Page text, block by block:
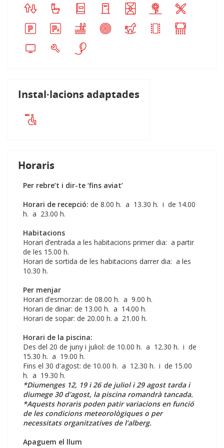
Instal·lacions adaptades
Horaris
Per rebre’t i dir-te ‘fins aviat’
Horari de recepció: de 8.00 h. a 13.30 h. i de 14.00
h. a 23.00 h.
Habitacions
Horari d’entrada a les habitacions primer dia: a partir
de les 15.00 h.
Horari de sortida de les habitacions darrer dia: a les
10.30 h.
Per menjar
Horari d’esmorzar: de 08.00 h. a 9.00 h.
Horari de dinar: de 13.00 h. a 14.00 h.
Horari de sopar: de 20.00 h. a 21.00 h.
Horari de la piscina:
Des del 20 de juny i juliol: de 10.00 h. a 12.30 h. i de
15.30 h. a 19.00 h.
Fins el 30 d'agost: de 10.00 h. a 12.30 h. i de 15.00
h. a 19.30 h.
*Diumenges 12, 19 i 26 de juliol i 29 agost tarda i
diumege 30 d'agost, la piscina romandrà tancada.
*Aquests horaris poden patir variacions en funció
de les condicions meteorològiques o per
necessitats organitzatives de l’alberg.
Apaguem el llum